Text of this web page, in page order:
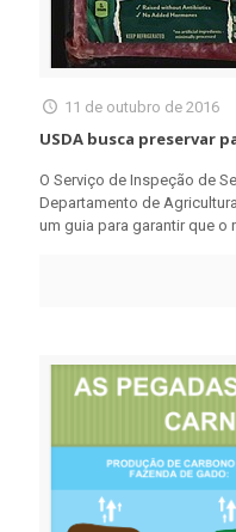
11 de outubro de 2016
USDA busca preservar
O Serviço de Inspeção de
Departamento de
um guia para garantir que o